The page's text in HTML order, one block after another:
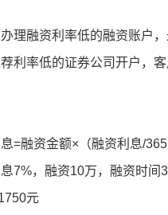
理融资利率低的融资账户
利率低的证券公司开户，
=融资金额×（融资利息/
7%，融资10万，融资时间
元